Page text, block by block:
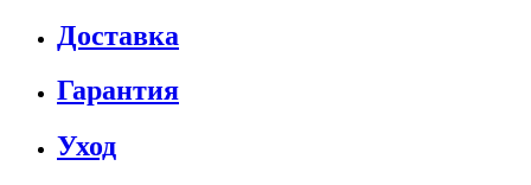
Доставка
Гарантия
Уход